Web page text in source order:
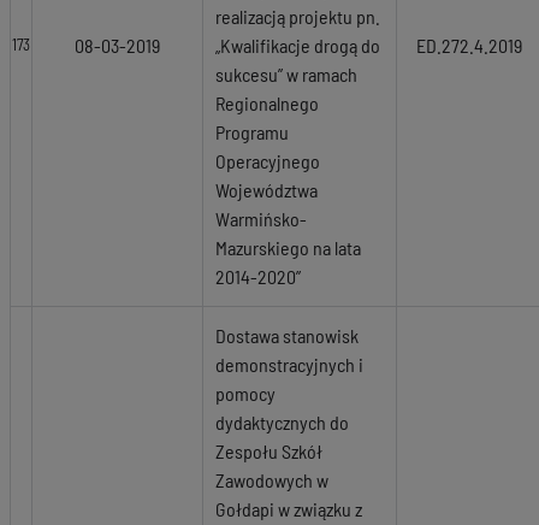
173 08-03-2019
realizacją projektu pn.
„Kwalifikacje drogą do
sukcesu” w ramach
Regionalnego
Programu
Operacyjnego
Województwa
Warmińsko-
Mazurskiego na lata
2014-2020”
ED.272.4.2019
Dostawa stanowisk
demonstracyjnych i
pomocy
dydaktycznych do
Zespołu Szkół
Zawodowych w
Gołdapi w związku z